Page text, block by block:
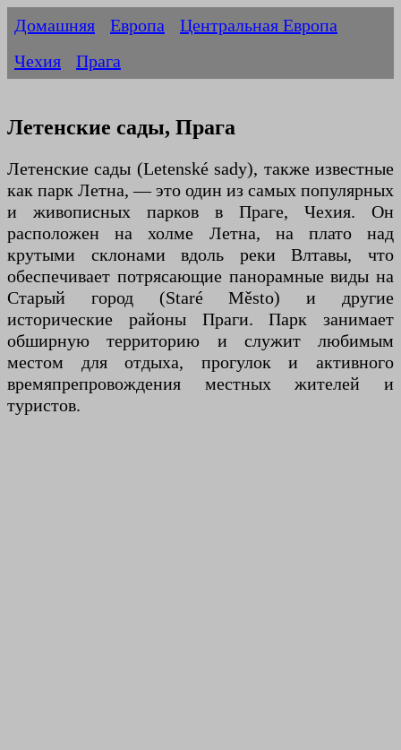
Домашняя Европа
Центральная Европа
Чехия
Прага
Летенские сады, Прага
Летенские сады (Letenské sady), также известные
как парк Летна, — это один из самых популярных
и живописных парков в Праге, Чехия. Он
расположен на холме Летна, на плато над
крутыми склонами вдоль реки Влтавы, что
обеспечивает потрясающие панорамные виды на
Старый город (Staré Město) и другие
исторические районы Праги. Парк занимает
обширную территорию и служит любимым
местом для отдыха, прогулок и активного
времяпрепровождения местных жителей и
туристов.